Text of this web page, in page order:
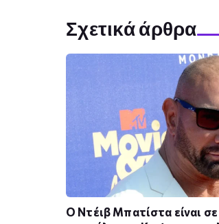
Σχετικά άρθρα
Ο Ντέιβ Μπατίστα είναι σε